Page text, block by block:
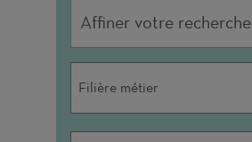
Filière métier